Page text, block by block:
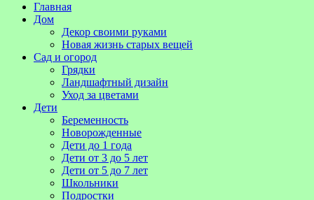
Главная
Дом
Декор своими руками
Новая жизнь старых вещей
Сад и огород
Грядки
Ландшафтный дизайн
Уход за цветами
Дети
Беременность
Новорожденные
Дети до 1 года
Дети от 3 до 5 лет
Дети от 5 до 7 лет
Школьники
Подростки